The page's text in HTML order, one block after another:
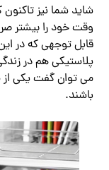
شاید شما نیز
وقت خود را بیشتر
قابل توجهی که در
پلاستیکی هم در
می توان گفت یکی از
باشند.